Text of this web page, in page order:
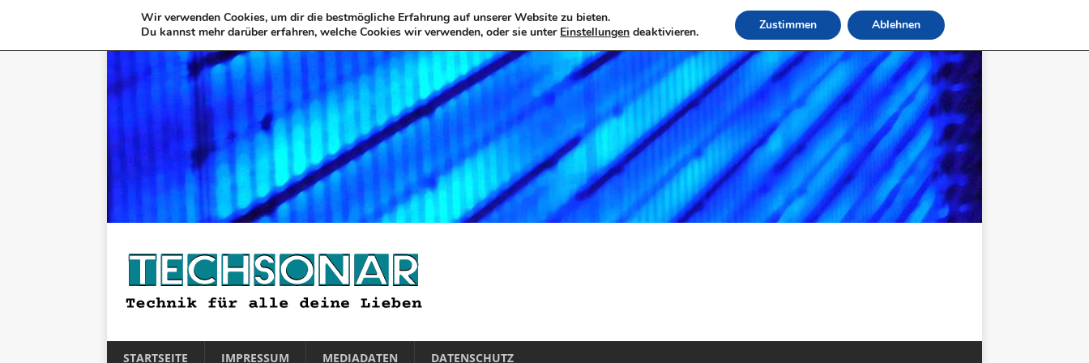
STARTSEITE IMPRESSUM MEDIADATEN DATENSCHUTZ
Wir verwenden Cookies, um dir die bestmögliche Erfahrung auf unserer Website zu bieten.
Du kannst mehr darüber erfahren, welche Cookies wir verwenden, oder sie unter Einstellungen deaktivieren. Zustimmen Ablehnen